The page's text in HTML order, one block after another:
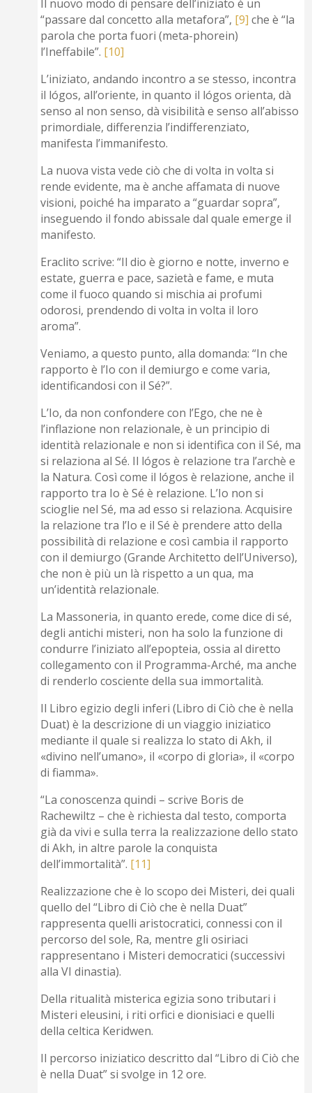
Il nuovo modo di pensare dell’iniziato è un
“passare dal concetto alla metafora”, [9] che è “la
parola che porta fuori (meta-phorein)
l’Ineffabile”. [10]
L’iniziato, andando incontro a se stesso, incontra
il lógos, all’oriente, in quanto il lógos orienta, dà
senso al non senso, dà visibilità e senso all’abisso
primordiale, differenzia l’indifferenziato,
manifesta l’immanifesto.
La nuova vista vede ciò che di volta in volta si
rende evidente, ma è anche affamata di nuove
visioni, poiché ha imparato a “guardar sopra”,
inseguendo il fondo abissale dal quale emerge il
manifesto.
Eraclito scrive: “Il dio è giorno e notte, inverno e
estate, guerra e pace, sazietà e fame, e muta
come il fuoco quando si mischia ai profumi
odorosi, prendendo di volta in volta il loro
aroma”.
Veniamo, a questo punto, alla domanda: “In che
rapporto è l’Io con il demiurgo e come varia,
identificandosi con il Sé?”.
L’Io, da non confondere con l’Ego, che ne è
l’inflazione non relazionale, è un principio di
identità relazionale e non si identifica con il Sé, ma
si relaziona al Sé. Il lógos è relazione tra l’archè e
la Natura. Così come il lógos è relazione, anche il
rapporto tra Io è Sé è relazione. L’Io non si
scioglie nel Sé, ma ad esso si relaziona. Acquisire
la relazione tra l’Io e il Sé è prendere atto della
possibilità di relazione e così cambia il rapporto
con il demiurgo (Grande Architetto dell’Universo),
che non è più un là rispetto a un qua, ma
un’identità relazionale.
La Massoneria, in quanto erede, come dice di sé,
degli antichi misteri, non ha solo la funzione di
condurre l’iniziato all’epopteia, ossia al diretto
collegamento con il Programma-Arché, ma anche
di renderlo cosciente della sua immortalità.
Il Libro egizio degli inferi (Libro di Ciò che è nella
Duat) è la descrizione di un viaggio iniziatico
mediante il quale si realizza lo stato di Akh, il
«divino nell’umano», il «corpo di gloria», il «corpo
di fiamma».
“La conoscenza quindi – scrive Boris de
Rachewiltz – che è richiesta dal testo, comporta
già da vivi e sulla terra la realizzazione dello stato
di Akh, in altre parole la conquista
dell’immortalità”. [11]
Realizzazione che è lo scopo dei Misteri, dei quali
quello del “Libro di Ciò che è nella Duat”
rappresenta quelli aristocratici, connessi con il
percorso del sole, Ra, mentre gli osiriaci
rappresentano i Misteri democratici (successivi
alla VI dinastia).
Della ritualità misterica egizia sono tributari i
Misteri eleusini, i riti orfici e dionisiaci e quelli
della celtica Keridwen.
Il percorso iniziatico descritto dal “Libro di Ciò che
è nella Duat” si svolge in 12 ore.